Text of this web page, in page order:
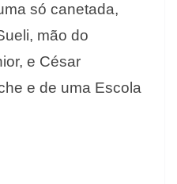
só canetada,
mão do
e César
e de uma Escola